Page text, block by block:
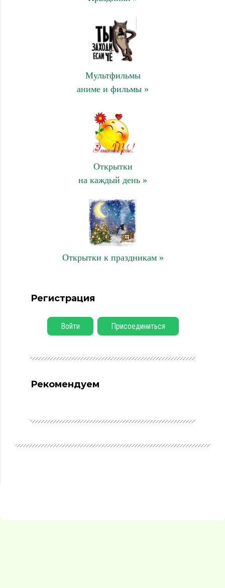
Мультфильмы
аниме и фильмы »
Открытки
на каждый день »
Открытки к праздникам »
Регистрация
Войти Присоединиться
Рекомендуем